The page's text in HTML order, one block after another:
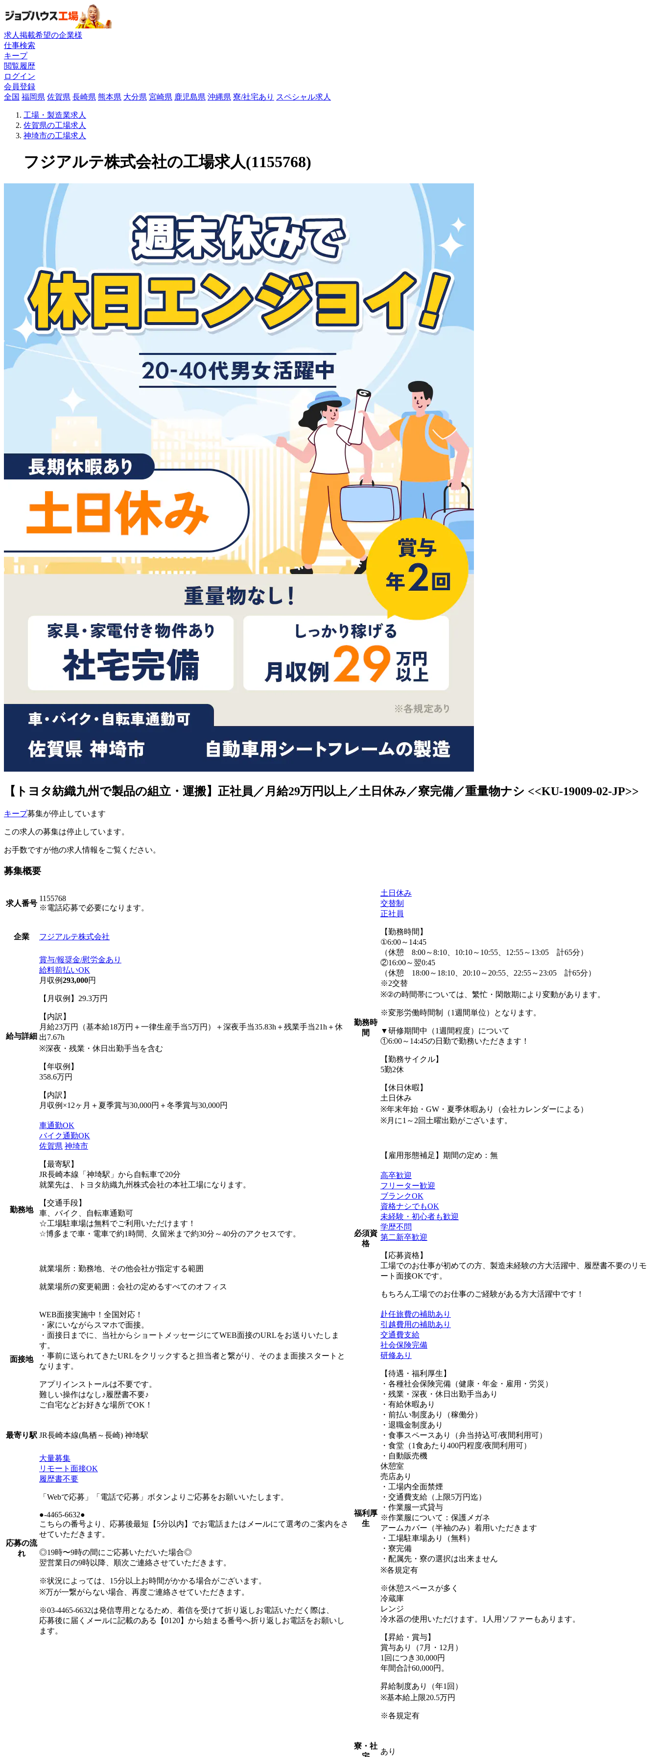
求人掲載希望の企業様
仕事検索
キープ
閲覧履歴
ログイン
会員登録
全国 福岡県 佐賀県 長崎県 熊本県 大分県 宮崎県 鹿児島県 沖縄県 寮/社宅あり スペシャル求人
工場・製造業求人
佐賀県の工場求人
神埼市の工場求人
フジアルテ株式会社の工場求人(1155768)
【トヨタ紡織九州で製品の組立・運搬】正社員／月給29万円以上／土日休み／寮完備／重量物ナシ <<KU-19009-02-JP>>
キープ募集が停止しています
この求人の募集は停止しています。
お手数ですが他の求人情報をご覧ください。
募集概要
求人番号
1155768
※電話応募で必要になります。
企業 フジアルテ株式会社
給与詳細
賞与/報奨金/慰労金あり
給料前払いOK
月収例293,000円
【月収例】29.3万円
【内訳】
月給23万円（基本給18万円＋一律生産手当5万円）＋深夜手当35.83h＋残業手当21h＋休
出7.67h
※深夜・残業・休日出勤手当を含む
【年収例】
358.6万円
【内訳】
月収例×12ヶ月＋夏季賞与30,000円＋冬季賞与30,000円
勤務地
車通勤OK
バイク通勤OK
佐賀県 神埼市
【最寄駅】
JR長崎本線「神埼駅」から自転車で20分
就業先は、トヨタ紡織九州株式会社の本社工場になります。
【交通手段】
車、バイク、自転車通勤可
☆工場駐車場は無料でご利用いただけます！
☆博多まで車・電車で約1時間、久留米まで約30分～40分のアクセスです。
就業場所：勤務地、その他会社が指定する範囲
就業場所の変更範囲：会社の定めるすべてのオフィス
面接地
WEB面接実施中！全国対応！
・家にいながらスマホで面接。
・面接日までに、当社からショートメッセージにてWEB面接のURLをお送りいたしま
す。
・事前に送られてきたURLをクリックすると担当者と繋がり、そのまま面接スタートと
なります。
アプリインストールは不要です。
難しい操作はなし♪履歴書不要♪
ご自宅などお好きな場所でOK！
最寄り駅 JR長崎本線(鳥栖～長崎) 神埼駅
応募の流
れ
大量募集
リモート面接OK
履歴書不要
「Webで応募」「電話で応募」ボタンよりご応募をお願いいたします。
●-4465-6632●
こちらの番号より、応募後最短【5分以内】でお電話またはメールにて選考のご案内をさ
せていただきます。
◎19時〜9時の間にご応募いただいた場合◎
翌営業日の9時以降、順次ご連絡させていただきます。
※状況によっては、15分以上お時間がかかる場合がございます。
※万が一繋がらない場合、再度ご連絡させていただきます。
※03-4465-6632は発信専用となるため、着信を受けて折り返しお電話いただく際は、
応募後に届くメールに記載のある【0120】から始まる番号へ折り返しお電話をお願いし
ます。
勤務時
間
土日休み
交替制
正社員
【勤務時間】
①6:00～14:45
（休憩 8:00～8:10、10:10～10:55、12:55～13:05 計65分）
②16:00～翌0:45
（休憩 18:00～18:10、20:10～20:55、22:55～23:05 計65分）
※2交替
※②の時間帯については、繁忙・閑散期により変動があります。
※変形労働時間制（1週間単位）となります。
▼研修期間中（1週間程度）について
①6:00～14:45の日勤で勤務いただきます！
【勤務サイクル】
5勤2休
【休日休暇】
土日休み
※年末年始・GW・夏季休暇あり（会社カレンダーによる）
※月に1～2回土曜出勤がございます。
【雇用形態補足】期間の定め：無
必須資
格
高卒歓迎
フリーター歓迎
ブランクOK
資格ナシでもOK
未経験・初心者も歓迎
学歴不問
第二新卒歓迎
【応募資格】
工場でのお仕事が初めての方、製造未経験の方大活躍中、履歴書不要のリモ
ート面接OKです。
もちろん工場でのお仕事のご経験がある方大活躍中です！
福利厚
生
赴任旅費の補助あり
引越費用の補助あり
交通費支給
社会保険完備
研修あり
【待遇・福利厚生】
・各種社会保険完備（健康・年金・雇用・労災）
・残業・深夜・休日出勤手当あり
・有給休暇あり
・前払い制度あり（稼働分）
・退職金制度あり
・食事スペースあり（弁当持込可/夜間利用可）
・食堂（1食あたり400円程度/夜間利用可）
・自動販売機
休憩室
売店あり
・工場内全面禁煙
・交通費支給（上限5万円迄）
・作業服一式貸与
※作業服について：保護メガネ
アームカバー（半袖のみ）着用いただきます
・工場駐車場あり（無料）
・寮完備
・配属先・寮の選択は出来ません
※各規定有
※休憩スペースが多く
冷蔵庫
レンジ
冷水器の使用いただけます。1人用ソファーもあります。
【昇給・賞与】
賞与あり（7月・12月）
1回につき30,000円
年間合計60,000円。
昇給制度あり（年1回）
※基本給上限20.5万円
※各規定有
寮・社
あり